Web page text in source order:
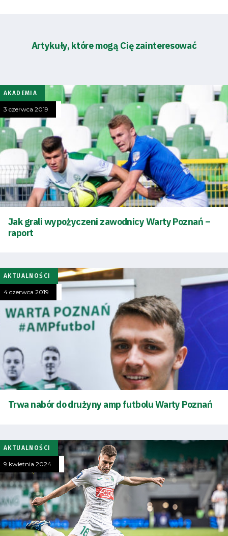
Tryb
energii
Dostępność
SEARCH
FOR:
Search Button
Tabela
i
terminarz
Bilety
Artykuły, które mogą Cię zainteresować
AKADEMIA
3 czerwca 2019
Jak grali wypożyczeni zawodnicy Warty Poznań –
raport
AKTUALNOŚCI
4 czerwca 2019
Trwa nabór do drużyny amp futbolu Warty Poznań
AKTUALNOŚCI
9 kwietnia 2024